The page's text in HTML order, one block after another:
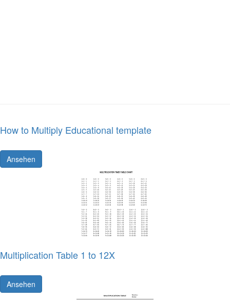
How to Multiply Educational template
Ansehen
Multiplication Table 1 to 12X
Ansehen